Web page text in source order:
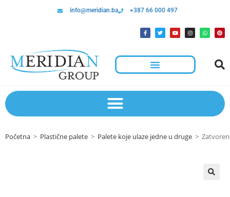
info@meridian.ba +387 66 000 497
Početna > Plastične palete > Palete koje ulaze jedne u druge >